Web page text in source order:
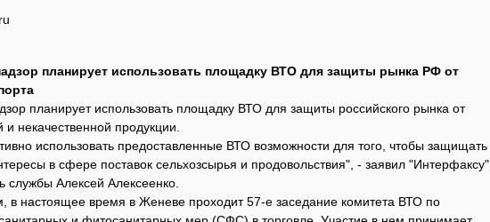
планирует использовать площадку ВТО для защиты рынка РФ от
планирует использовать площадку ВТО для защиты российского рынка от
и некачественной продукции.
использовать предоставленные ВТО возможности для того, чтобы защищать
в сфере поставок сельхозсырья и продовольствия", - заявил "Интерфаксу"
службы Алексей Алексеенко.
в настоящее время в Женеве проходит 57-е заседание комитета ВТО по